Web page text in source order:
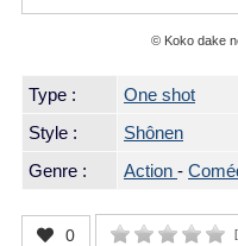
© Koko dake
Type :
One shot
Style :
Shônen
Genre :
Action -
0 [